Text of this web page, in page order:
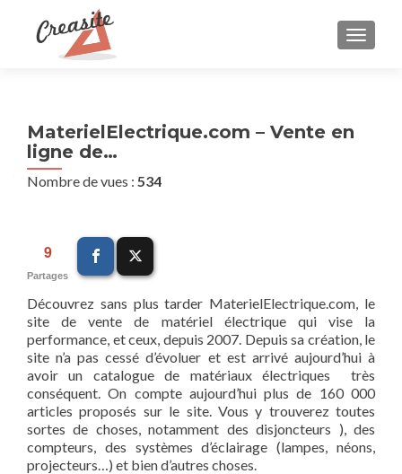
MaterielElectrique.com – Vente en
ligne de…
Nombre de vues : 534
9
Partages
Découvrez sans plus tarder MaterielElectrique.com, le
site de vente de matériel électrique qui vise la
performance, et ceux, depuis 2007. Depuis sa création, le
site n’a pas cessé d’évoluer et est arrivé aujourd’hui à
avoir un catalogue de matériaux électriques très
conséquent. On compte aujourd’hui plus de 160 000
articles proposés sur le site. Vous y trouverez toutes
sortes de choses, notamment des disjoncteurs ), des
compteurs, des systèmes d’éclairage (lampes, néons,
projecteurs…) et bien d’autres choses.